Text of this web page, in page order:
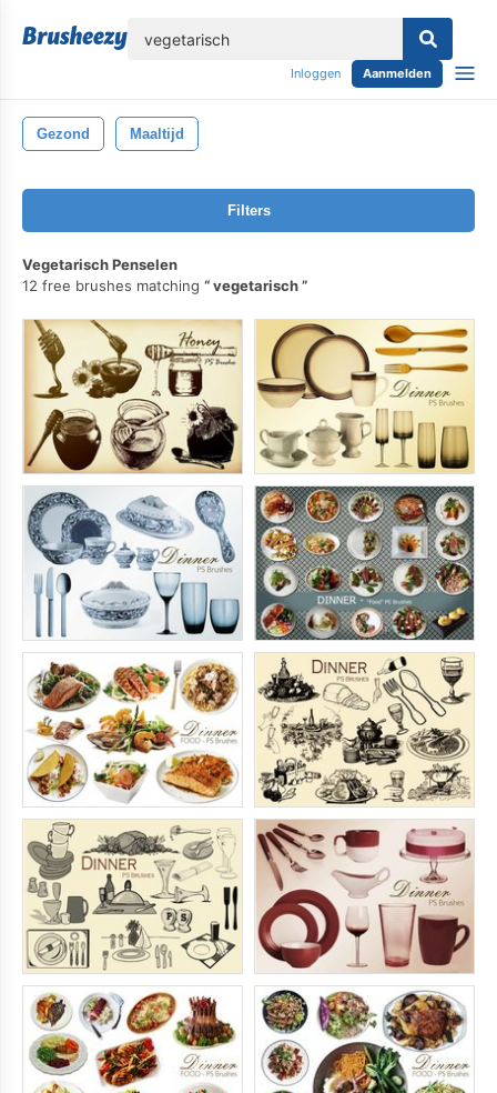
Inloggen Aanmelden
Gezond Maaltijd
Filters
Vegetarisch Penselen
12 free brushes matching
vegetarisch